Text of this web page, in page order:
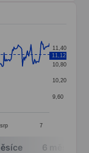
Data ranges
srp 7
9,60
10,20
10,80
11,40
11,12
6 měsíců